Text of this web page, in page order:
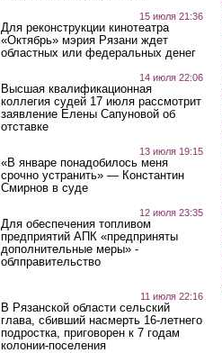
15 июля 21:36
Для реконструкции кинотеатра
«Октябрь» мэрия Рязани ждет
областных или федеральных денег
14 июля 22:06
Высшая квалификационная
коллегия судей 17 июля рассмотрит
заявление Елены Сапуновой об
отставке
13 июля 19:15
«В январе понадобилось меня
срочно устранить» — Константин
Смирнов в суде
12 июля 23:35
Для обеспечения топливом
предприятий АПК «предприняты
дополнительные меры» -
облправительство
11 июля 22:16
В Рязанской области сельский
глава, сбивший насмерть 16-летнего
подростка, приговорен к 7 годам
колонии-поселения